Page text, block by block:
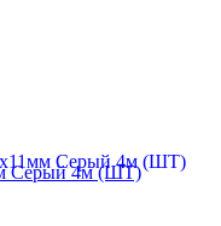
Серый 4м (ШТ)